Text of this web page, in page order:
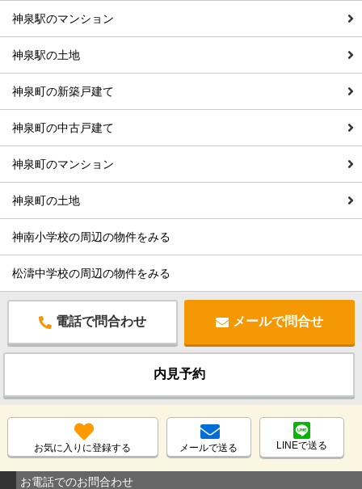
神泉駅のマンション
神泉駅の土地
神泉町の新築戸建て
神泉町の中古戸建て
神泉町のマンション
神泉町の土地
神南小学校の周辺の物件をみる
松濤中学校の周辺の物件をみる
電話で問合わせ メールで問合せ
内見予約
お気に入りに登録する メールで送る LINEで送る
お電話でのお問合わせ